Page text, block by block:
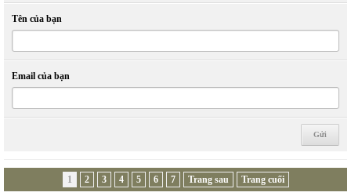
Tên của bạn
Email của bạn
1 2 3 4 5 6 7 Trang sau Trang cuối